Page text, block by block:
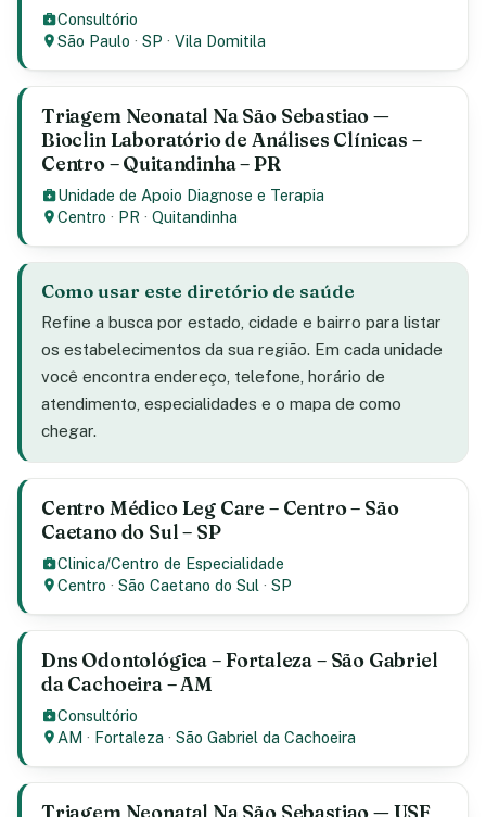
Consultório
São Paulo ·SP ·Vila Domitila
Triagem Neonatal Na São Sebastiao —
Bioclin Laboratório de Análises Clínicas –
Centro – Quitandinha – PR
Unidade de Apoio Diagnose e Terapia
Centro · PR ·Quitandinha
Como usar este diretório de saúde
Refine a busca por estado, cidade e bairro para listar
os estabelecimentos da sua região. Em cada unidade
você encontra endereço, telefone, horário de
atendimento, especialidades e o mapa de como
chegar.
Centro Médico Leg Care – Centro – São
Caetano do Sul – SP
Clinica/Centro de Especialidade
Centro ·São Caetano do Sul ·SP
Dns Odontológica – Fortaleza – São Gabriel
da Cachoeira – AM
Consultório
AM · Fortaleza ·São Gabriel da Cachoeira
Triagem Neonatal Na São Sebastiao — USF